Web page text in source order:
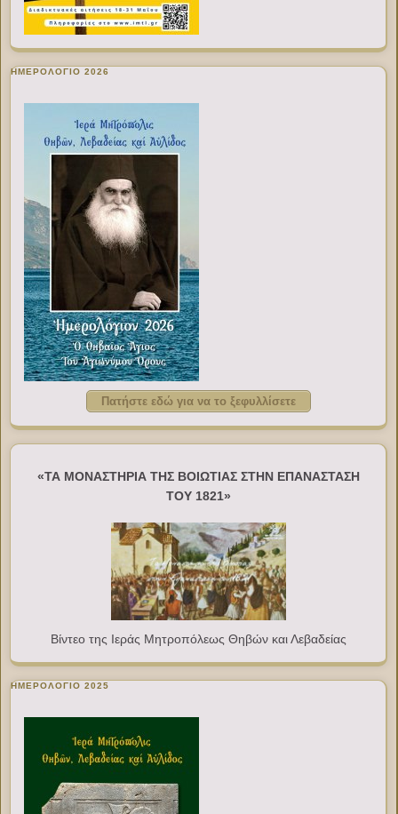
ΗΜΕΡΟΛΟΓΙΟ 2026
Πατήστε εδώ για να το ξεφυλλίσετε
«ΤΑ ΜΟΝΑΣΤΗΡΙΑ ΤΗΣ ΒΟΙΩΤΙΑΣ ΣΤΗΝ ΕΠΑΝΑΣΤΑΣΗ
ΤΟΥ 1821»
Βίντεο της Ιεράς Μητροπόλεως Θηβών και Λεβαδείας
ΗΜΕΡΟΛΟΓΙΟ 2025